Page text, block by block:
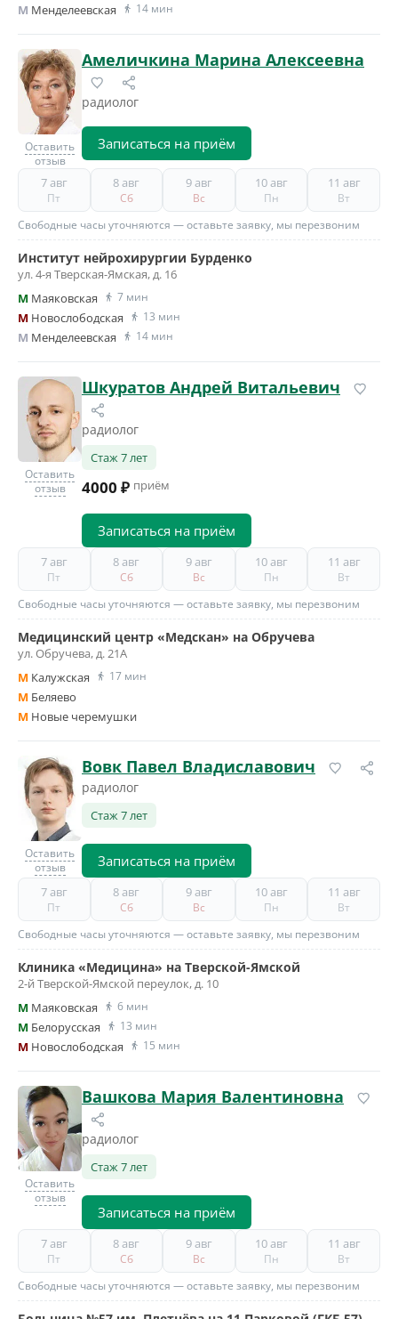
M Менделеевская 14 мин
Оставить
отзыв
Амеличкина Марина Алексеевна
радиолог
Записаться на приём
7 авг
Пт
8 авг
Сб
9 авг
Вс
10 авг
Пн
11 авг
Вт
Свободные часы уточняются — оставьте заявку, мы перезвоним
Институт нейрохирургии Бурденко
ул. 4-я Тверская-Ямская, д. 16
M Маяковская 7 мин
M Новослободская 13 мин
M Менделеевская 14 мин
Оставить
отзыв
Шкуратов Андрей Витальевич
радиолог
Стаж 7 лет
4000 ₽ приём
Записаться на приём
7 авг
Пт
8 авг
Сб
9 авг
Вс
10 авг
Пн
11 авг
Вт
Свободные часы уточняются — оставьте заявку, мы перезвоним
Медицинский центр «Медскан» на Обручева
ул. Обручева, д. 21А
M Калужская 17 мин
M Беляево
M Новые черемушки
Оставить
отзыв
Вовк Павел Владиславович
радиолог
Стаж 7 лет
Записаться на приём
7 авг
Пт
8 авг
Сб
9 авг
Вс
10 авг
Пн
11 авг
Вт
Свободные часы уточняются — оставьте заявку, мы перезвоним
Клиника «Медицина» на Тверской-Ямской
2-й Тверской-Ямской переулок, д. 10
M Маяковская 6 мин
M Белорусская 13 мин
M Новослободская 15 мин
Оставить
отзыв
Вашкова Мария Валентиновна
радиолог
Стаж 7 лет
Записаться на приём
7 авг
Пт
8 авг
Сб
9 авг
Вс
10 авг
Пн
11 авг
Вт
Свободные часы уточняются — оставьте заявку, мы перезвоним